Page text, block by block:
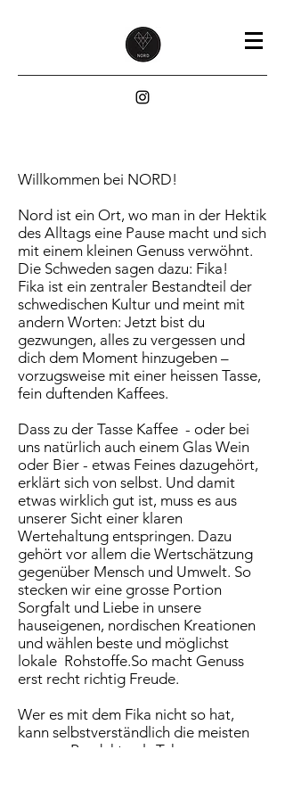
Willkommen bei NORD!
Nord ist ein Ort, wo man in der Hektik
des Alltags eine Pause macht und sich
mit einem kleinen Genuss verwöhnt.
Die Schweden sagen dazu: Fika!
Fika ist ein zentraler Bestandteil der
schwedischen Kultur und meint mit
andern Worten: Jetzt bist du
gezwungen, alles zu vergessen und
dich dem Moment hinzugeben –
vorzugsweise mit einer heissen Tasse,
fein duftenden Kaffees.
Dass zu der Tasse Kaffee - oder bei
uns natürlich auch einem Glas Wein
oder Bier - etwas Feines dazugehört,
erklärt sich von selbst. Und damit
etwas wirklich gut ist, muss es aus
unserer Sicht einer klaren
Wertehaltung entspringen. Dazu
gehört vor allem die Wertschätzung
gegenüber Mensch und Umwelt. So
stecken wir eine grosse Portion
Sorgfalt und Liebe in unsere
hauseigenen, nordischen Kreationen
und wählen beste und möglichst
lokale Rohstoffe.So macht Genuss
erst recht richtig Freude.
Wer es mit dem Fika nicht so hat,
kann selbstverständlich die meisten
unserer Produkte als Take away